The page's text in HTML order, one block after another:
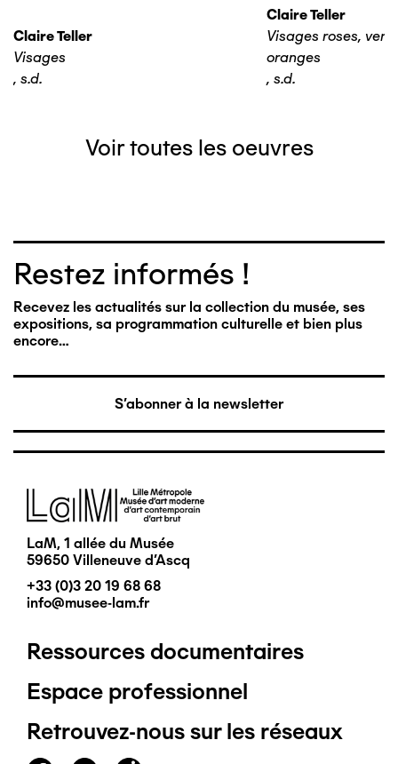
Claire Teller
Visages
, s.d.
Claire Teller
Visages roses,
oranges
, s.d.
Voir toutes les oeuvres
Restez informés !
Recevez les actualités sur la collection du musée, ses
expositions, sa programmation culturelle et bien plus
encore…
S'abonner à la newsletter
Image
LaM, 1 allée du Musée
59650 Villeneuve d'Ascq
+33 (0)3 20 19 68 68
info@musee-lam.fr
Pied
de
page
Ressources documentaires
Espace professionnel
Retrouvez-nous sur les réseaux